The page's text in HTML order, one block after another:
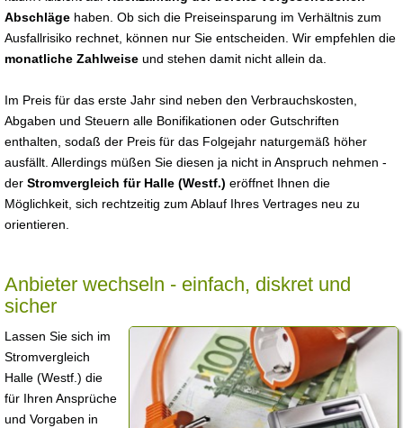
Abschläge haben. Ob sich die Preiseinsparung im Verhältnis zum
Ausfallrisiko rechnet, können nur Sie entscheiden. Wir empfehlen die
monatliche Zahlweise und stehen damit nicht allein da.
Im Preis für das erste Jahr sind neben den Verbrauchskosten,
Abgaben und Steuern alle Bonifikationen oder Gutschriften
enthalten, sodaß der Preis für das Folgejahr naturgemäß höher
ausfällt. Allerdings müßen Sie diesen ja nicht in Anspruch nehmen -
der Stromvergleich für Halle (Westf.) eröffnet Ihnen die
Möglichkeit, sich rechtzeitig zum Ablauf Ihres Vertrages neu zu
orientieren.
Anbieter wechseln - einfach, diskret und
sicher
Lassen Sie sich im
Stromvergleich
Halle (Westf.) die
für Ihren Ansprüche
und Vorgaben in